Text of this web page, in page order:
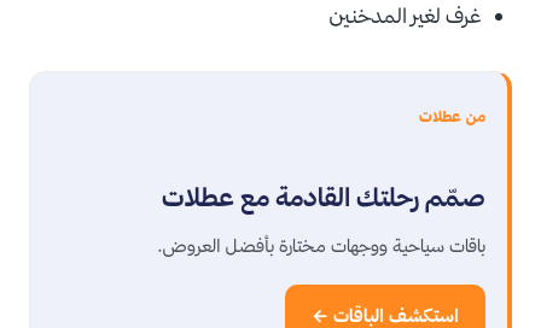
غرف لغير المدخنين
من عطلات
صمّم رحلتك القادمة مع عطلات
باقات سياحية ووجهات مختارة بأفضل العروض.
استكشف الباقات ←